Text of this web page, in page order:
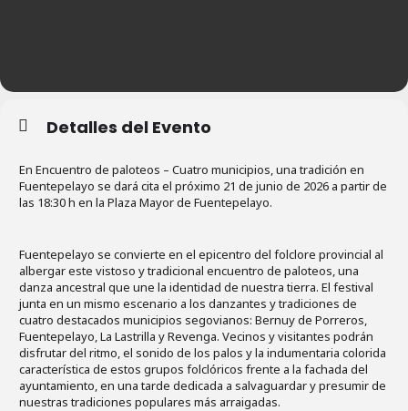
Detalles del Evento
En Encuentro de paloteos – Cuatro municipios, una tradición en
Fuentepelayo se dará cita el próximo 21 de junio de 2026 a partir de
las 18:30 h en la Plaza Mayor de Fuentepelayo.
Fuentepelayo se convierte en el epicentro del folclore provincial al
albergar este vistoso y tradicional encuentro de paloteos, una
danza ancestral que une la identidad de nuestra tierra. El festival
junta en un mismo escenario a los danzantes y tradiciones de
cuatro destacados municipios segovianos: Bernuy de Porreros,
Fuentepelayo, La Lastrilla y Revenga. Vecinos y visitantes podrán
disfrutar del ritmo, el sonido de los palos y la indumentaria colorida
característica de estos grupos folclóricos frente a la fachada del
ayuntamiento, en una tarde dedicada a salvaguardar y presumir de
nuestras tradiciones populares más arraigadas.